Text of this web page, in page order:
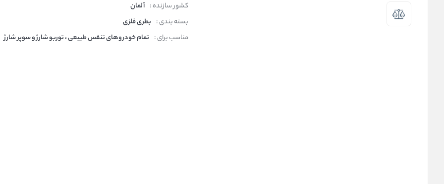
کشور سازنده : آلمان
بسته بندی : بطری فلزی
مناسب برای : تمام خودروهای تنفس طبیعی ، توربو شارژ و سوپر شارژ